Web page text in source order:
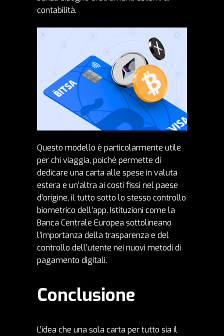
contabilità.
Questo modello è particolarmente utile
per chi viaggia, poiché permette di
dedicare una carta alle spese in valuta
estera e un’altra ai costi fissi nel paese
d’origine, il tutto sotto lo stesso controllo
biometrico dell’app. Istituzioni come la
Banca Centrale Europea sottolineano
l’importanza della trasparenza e del
controllo dell’utente nei nuovi metodi di
pagamento digitali.
Conclusione
L’idea che una sola carta per tutto sia il